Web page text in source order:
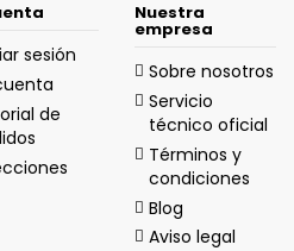
sesión
de
Nuestra
empresa
Sobre nosotros
Servicio
técnico oficial
Términos y
condiciones
Blog
Aviso legal